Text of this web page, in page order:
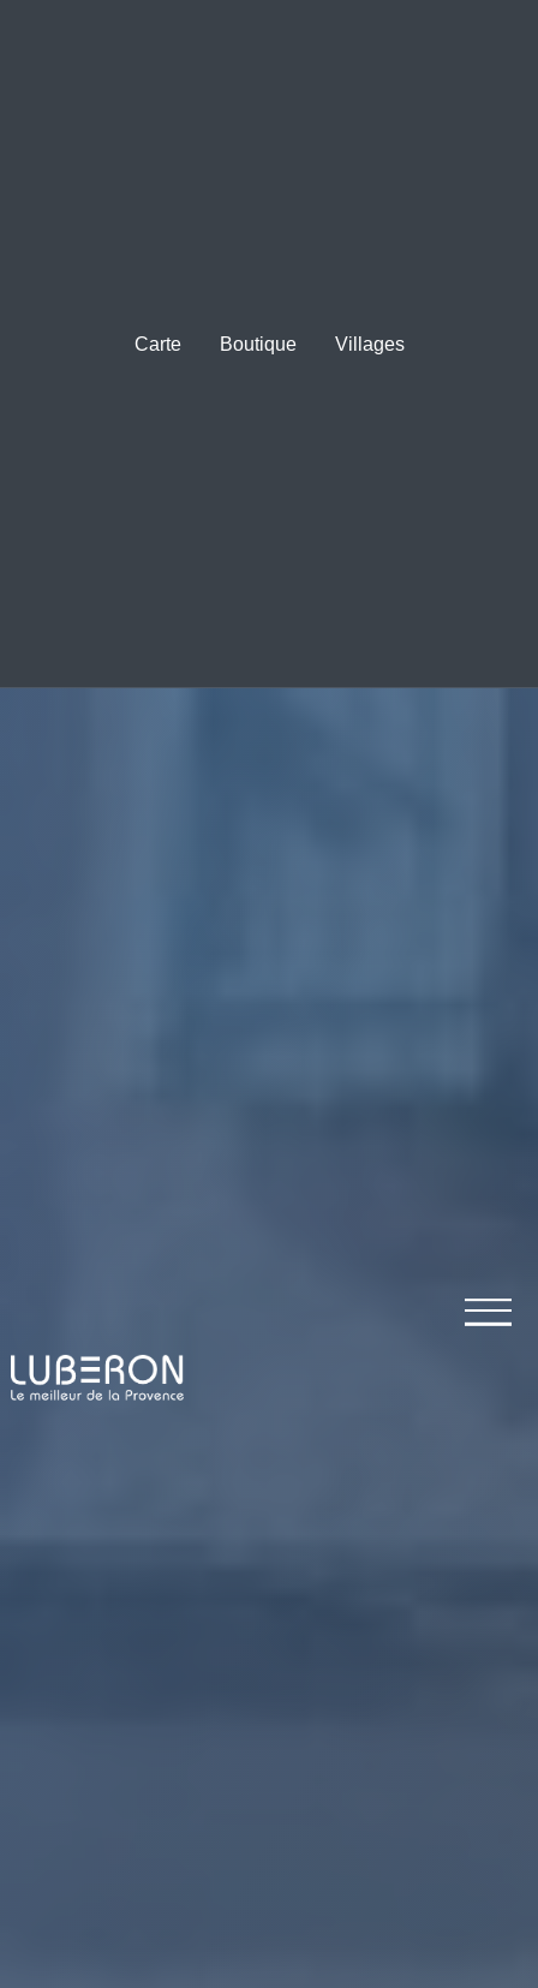
Carte Boutique Villages